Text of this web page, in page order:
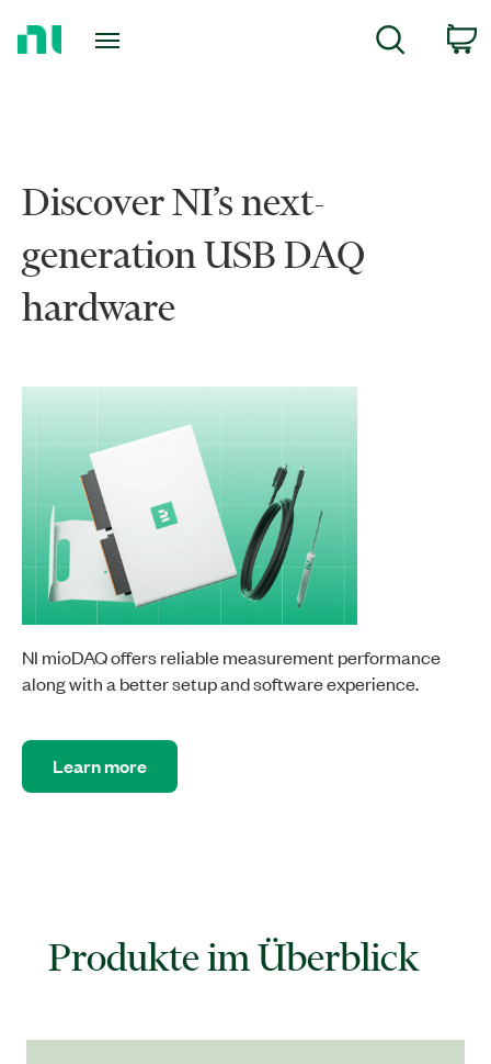
zur
Suche
Discover NI’s next-
generation USB DAQ
hardware
NI mioDAQ offers reliable measurement performance
along with a better setup and software experience.
Learn more
Produkte im Überblick